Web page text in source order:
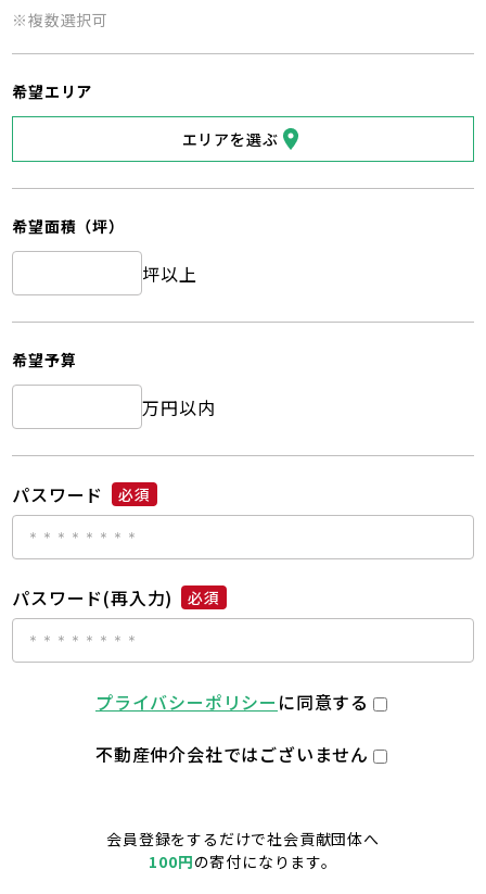
※複数選択可
希望エリア
エリアを選ぶ
希望面積（坪）
坪以上
希望予算
万円以内
パスワード 必須
パスワード(再入力) 必須
プライバシーポリシー に同意する
不動産仲介会社ではございません
会員登録をするだけで社会貢献団体へ
100円の寄付になります。